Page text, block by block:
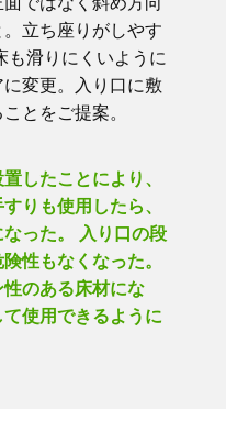
立ち座りがしやす
も滑りにくいように
変更。入り口に敷
とをご提案。
したことにより、
りも使用したら、
った。 入り口の段
性もなくなった。
のある床材にな
使用できるように